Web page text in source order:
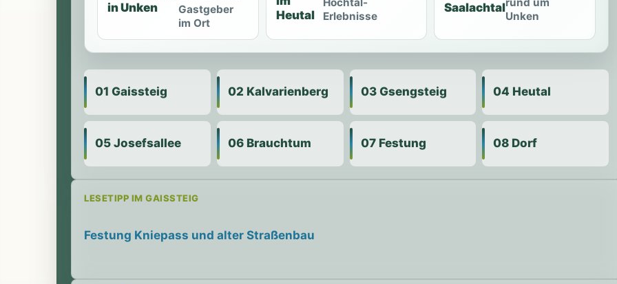
in Unken
Gastgeber
im Ort
Heutal
Erlebnisse
Saalachtal
Unken
01 Gaissteig 02 Kalvarienberg 03 Gsengsteig 04 Heutal
05 Josefsallee 06 Brauchtum 07 Festung 08 Dorf
LESETIPP IM GAISSTEIG
Festung Kniepass und alter Straßenbau